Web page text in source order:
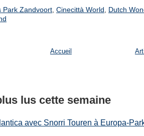
Park Zandvoort, Cinecittà World, Dutch
Accueil
lus cette semaine
avec Snorri Touren à Europa-